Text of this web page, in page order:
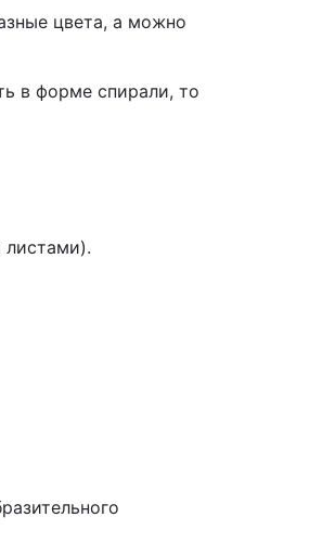
цвета, а можно
в форме спирали, то
листами).